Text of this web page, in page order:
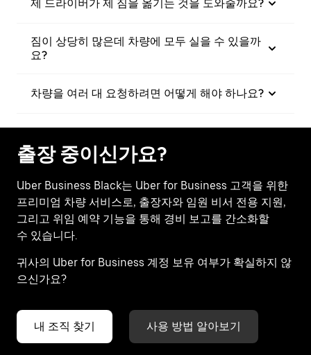
제 드라이버가 제 짐을 옮기는 것을 도와줄까요?
짐이 상당히 많은데 차량에 모두 실을 수 있을까
요?
차량을 여러 대 요청하려면 어떻게 해야 하나요?
출장 중이신가요?
Uber Business Black는 Uber for Business 고객을 위한
프리미엄 차량 서비스로, 출장자와 임원 비서 전용 지원,
그리고 위임 예약 기능을 통해 경비 보고를 간소화할
수 있습니다.
귀사의 Uber for Business 계정 보유 여부가 확실하지 않
으신가요?
내 조직 찾기 사용 방법 알아보기